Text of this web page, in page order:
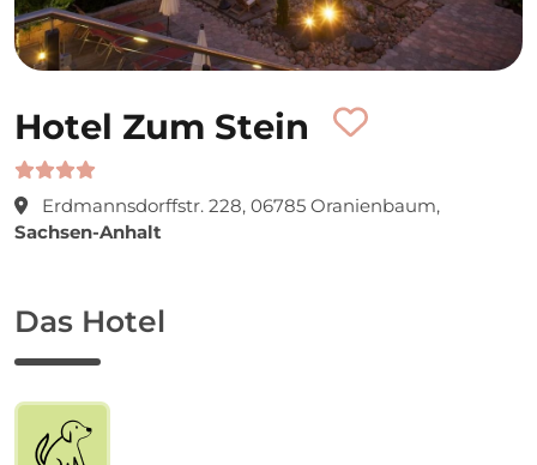
Hotel Zum Stein
Erdmannsdorffstr. 228, 06785 Oranienbaum,
Sachsen-Anhalt
Das Hotel